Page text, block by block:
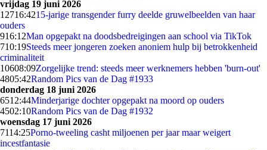
vrijdag 19 juni 2026
12716:4215-jarige transgender furry deelde gruwelbeelden van haar
ouders
916:12Man opgepakt na doodsbedreigingen aan school via TikTok
710:19Steeds meer jongeren zoeken anoniem hulp bij betrokkenheid
criminaliteit
10608:09Zorgelijke trend: steeds meer werknemers hebben 'burn-out'
4805:42Random Pics van de Dag #1933
donderdag 18 juni 2026
6512:44Minderjarige dochter opgepakt na moord op ouders
4502:10Random Pics van de Dag #1932
woensdag 17 juni 2026
7114:25Porno-tweeling casht miljoenen per jaar maar weigert
incestfantasie